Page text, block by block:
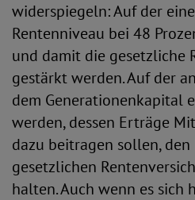
widerspiegeln: Auf der
Rentenniveau bei 48
und damit die gesetzliche
gestärkt werden. Auf der
dem Generationenkapital
werden, dessen Erträge
dazu beitragen sollen,
gesetzlichen
halten. Auch wenn es sich